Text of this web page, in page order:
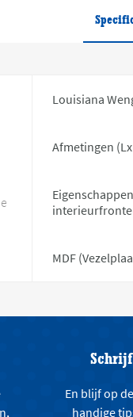
Louisiana
Afmetingen
MDF
En blijf op
handige